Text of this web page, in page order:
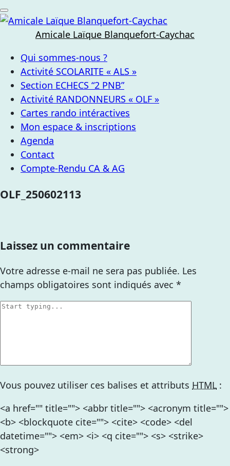
Skip
to
Amicale Laïque Blanquefort-Caychac
Qui sommes-nous ?
Activité SCOLARITE « ALS »
Section ECHECS “2 PNB”
Activité RANDONNEURS « OLF »
Cartes rando intéractives
Mon espace & inscriptions
Agenda
Contact
Compte-Rendu CA & AG
OLF_250602113
Laissez un commentaire
Votre adresse e-mail ne sera pas publiée. Les
champs obligatoires sont indiqués avec *
Vous pouvez utiliser ces balises et attributs HTML :
<a href="" title=""> <abbr title=""> <acronym title="">
<b> <blockquote cite=""> <cite> <code> <del
datetime=""> <em> <i> <q cite=""> <s> <strike>
<strong>